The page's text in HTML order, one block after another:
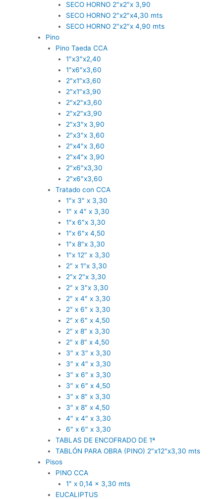
SECO HORNO 2″x2″x 3,90
SECO HORNO 2″x2″x4,30 mts
SECO HORNO 2″x2″x 4,90 mts
Pino
Pino Taeda CCA
1″x3″x2,40
1″x6″x3,60
2″x1″x3,60
2″x1″x3,90
2″x2″x3,60
2″x2″x3,90
2″x3″x 3,90
2″x3″x 3,60
2″x4″x 3,60
2″x4″x 3,90
2″x6″x3,30
2″x6″x3,60
Tratado con CCA
1″x 3″ x 3,30
1″ x 4″ x 3,30
1″x 6″x 3,30
1″x 6″x 4,50
1″x 8″x 3,30
1″x 12″ x 3,30
2″ x 1″x 3,30
2″x 2″x 3,30
2″ x 3″x 3,30
2″ x 4″ x 3,30
2″ x 6″ x 3,30
2″ x 6″ x 4,50
2″ x 8″ x 3,30
2″ x 8″ x 4,50
3″ x 3″ x 3,30
3″ x 4″ x 3,30
3″ x 6″ x 3,30
3″ x 6″ x 4,50
3″ x 8″ x 3,30
3″ x 8″ x 4,50
4″ x 4″ x 3,30
6″ x 6″ x 3,30
TABLAS DE ENCOFRADO DE 1ª
TABLÓN PARA OBRA (PINO) 2″x12″x3,30 mts
Pisos
PINO CCA
1″ x 0,14 x 3,30 mts
EUCALIPTUS